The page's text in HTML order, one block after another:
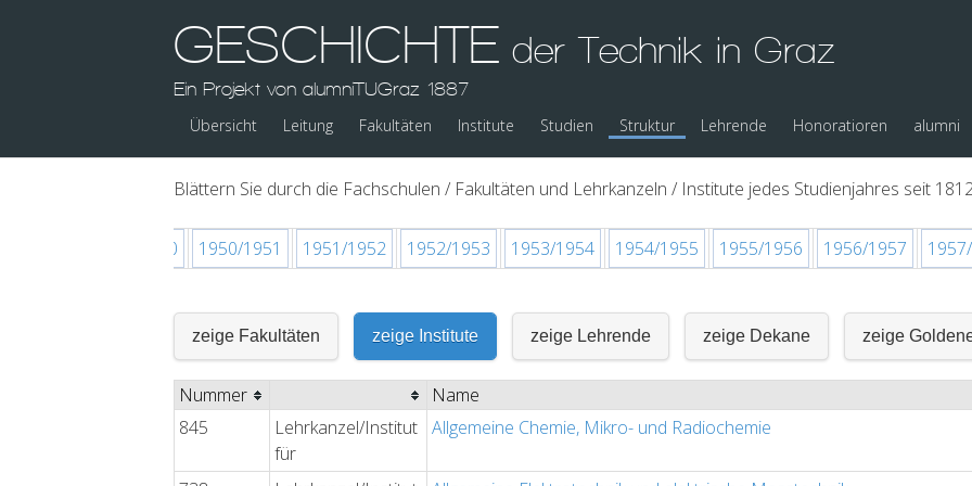
GESCHICHTE der Technik in Graz
Ein Projekt von alumniTUGraz 1887
Übersicht Leitung Fakultäten Institute Studien Struktur Lehrende Honoratioren alumni
Blättern Sie durch die Fachschulen / Fakultäten und Lehrkanzeln / Institute jedes Studienjahres seit
1949/1950 1950/1951 1951/1952 1952/1953 1953/1954 1954/1955 1955/1956 1956/1957
zeige Fakultäten zeige Institute zeige Lehrende zeige Dekane zeige
Nummer Name
845
Lehrkanzel/Institut
für
Allgemeine Chemie, Mikro- und Radiochemie